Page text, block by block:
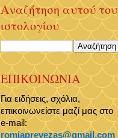
Αναζήτηση αυτού του
ιστολογίου
ΕΠΙΚΟΙΝΩΝΙΑ
Για ειδήσεις, σχόλια,
επικοινωνείστε μαζί μας στο
e-mail:
romiaprevezas@gmail.com